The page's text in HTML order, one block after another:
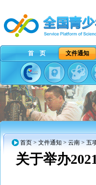
首 页 文件通知
首页 > 文件通知 > 云南 > 五
关于举办